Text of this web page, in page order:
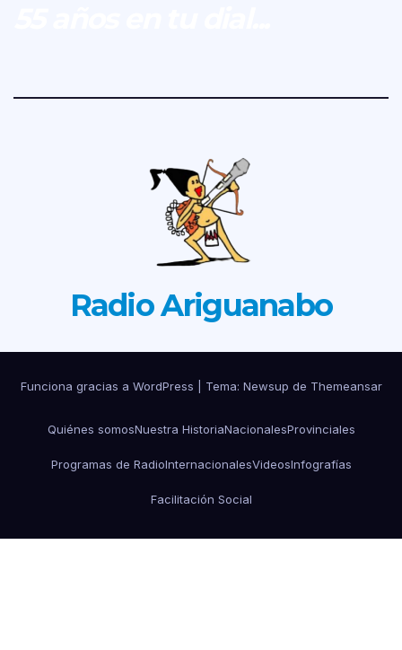
Radio Ariguanabo
Funciona gracias a WordPress Tema: Newsup de Themeansar
Quiénes somosNuestra HistoriaNacionalesProvinciales
Programas de RadioInternacionalesVideosInfografías
Facilitación Social